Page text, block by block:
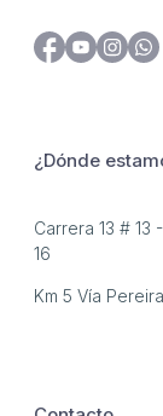
¿Dónde
Carrera 13 # 13
16
Km 5 Vía